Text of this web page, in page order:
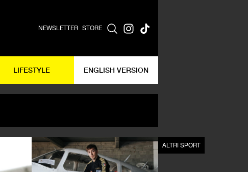
NEWSLETTER STORE
LIFESTYLE ENGLISH VERSION
CALCIO ALTRI SPORT